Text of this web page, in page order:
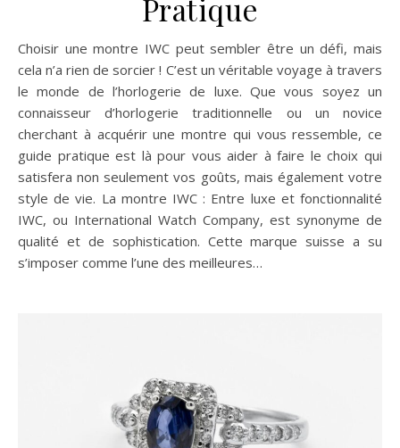
Pratique
Choisir une montre IWC peut sembler être un défi, mais
cela n’a rien de sorcier ! C’est un véritable voyage à travers
le monde de l’horlogerie de luxe. Que vous soyez un
connaisseur d’horlogerie traditionnelle ou un novice
cherchant à acquérir une montre qui vous ressemble, ce
guide pratique est là pour vous aider à faire le choix qui
satisfera non seulement vos goûts, mais également votre
style de vie. La montre IWC : Entre luxe et fonctionnalité
IWC, ou International Watch Company, est synonyme de
qualité et de sophistication. Cette marque suisse a su
s’imposer comme l’une des meilleures…